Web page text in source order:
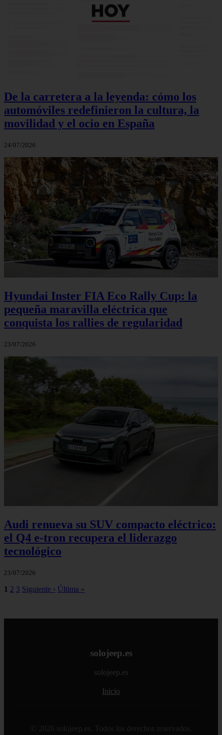
De la carretera a la leyenda: cómo los
automóviles redefinieron la cultura, la
movilidad y el ocio en España
24/07/2026
Hyundai Inster FIA Eco Rally Cup: la
pequeña maravilla eléctrica que
conquista los rallies de regularidad
23/07/2026
Audi renueva su SUV compacto eléctrico:
el Q4 e‑tron recupera el liderazgo
tecnológico
23/07/2026
1 2 3 Siguiente › Última »
solojeep.es
solojeep.es
Inicio
© 2026 solojeep.es. Todos los derechos reservados.